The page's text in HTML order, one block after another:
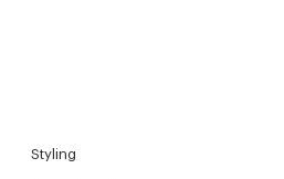
Styling